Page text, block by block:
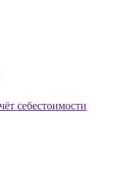
себестоимости